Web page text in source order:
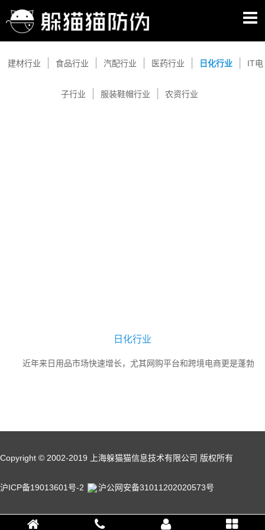
日化行业
建材行业 食品行业 汽配行业 医药行业 日化行业 IT电
子行业 服装鞋帽行业 农资行业
日化行业
近年来日用品市场快速增长，尤其网购平台和跨境电商更是蓬勃
口洋货同场竞技，产品真假难辨，质量...
Copyright © 2002-2019 上海躲猫猫信息技术有限公司 版权所有
沪ICP备19013601号-2 沪公网安备31011202020573号